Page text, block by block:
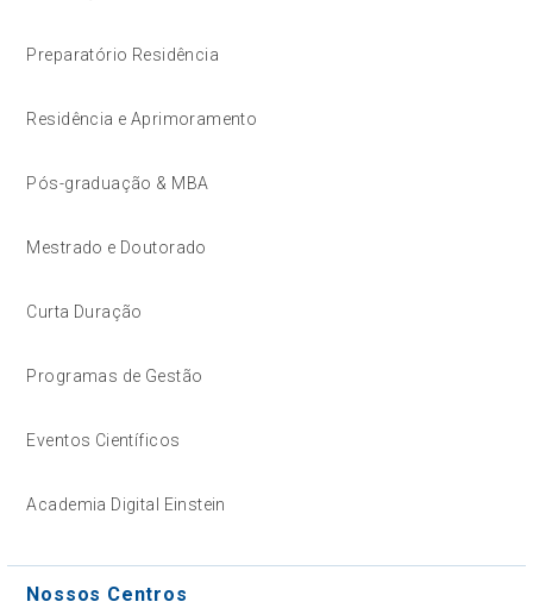
Preparatório Residência
Residência e Aprimoramento
Pós-graduação & MBA
Mestrado e Doutorado
Curta Duração
Programas de Gestão
Eventos Científicos
Academia Digital Einstein
Nossos Centros